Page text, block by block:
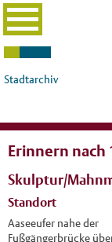
Stadtarchiv
Erinnern nach
Skulptur/
Standort
Aaseeufer nahe der
Fußgängerbrücke